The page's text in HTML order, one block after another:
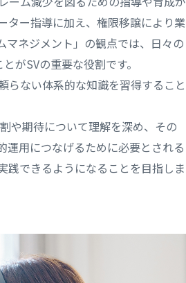
ター指導に加え、権限移譲により業
マネジメント」の観点では、日々の
がSVの重要な役割です。
らない体系的な知識を習得すること
や期待について理解を深め、その
運用につなげるために必要とされる
践できるようになることを目指しま